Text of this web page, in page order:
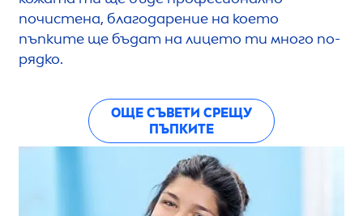
почистена, благодарение на което
пъпките ще бъдат на лицето ти много по-
рядко.
ОЩЕ СЪВЕТИ СРЕЩУ
ПЪПКИТЕ